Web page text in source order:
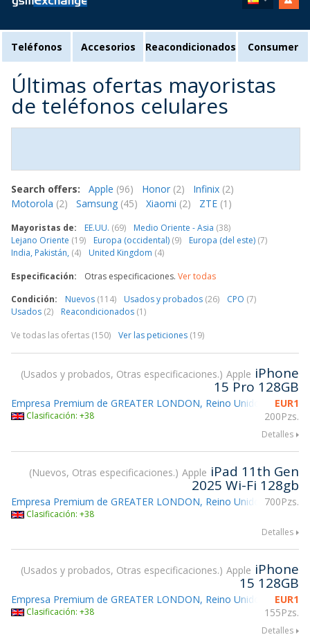
Teléfonos Accesorios Reacondicionados Consumer
Últimas ofertas mayoristas
de teléfonos celulares
Search offers: Apple (96) Honor (2) Infinix (2)
Motorola (2) Samsung (45) Xiaomi (2) ZTE (1)
Mayoristas de: EE.UU. (69) Medio Oriente - Asia (38)
Lejano Oriente (19) Europa (occidental) (9) Europa (del este) (7)
India, Pakistán, (4) United Kingdom (4)
Especificación:
Otras especificaciones. Ver todas
Condición:
Nuevos (114) Usados y probados (26) CPO (7)
Usados (2) Reacondicionados (1)
Ve todas las ofertas (150)
Ver las peticiones (19)
Usados y probados, Otras especificaciones. Apple iPhone
15 Pro 128GB
EUR1
200Pzs.
Empresa Premium de GREATER LONDON, Reino Unido
Clasificación: +38
Detalles
Nuevos, Otras especificaciones. Apple iPad 11th Gen
2025 Wi-Fi 128gb
700Pzs.
Empresa Premium de GREATER LONDON, Reino Unido
Clasificación: +38
Detalles
Usados y probados, Otras especificaciones. Apple iPhone
15 128GB
EUR1
155Pzs.
Empresa Premium de GREATER LONDON, Reino Unido
Clasificación: +38
Detalles